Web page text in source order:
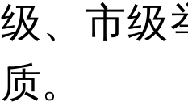
级、市级
质。